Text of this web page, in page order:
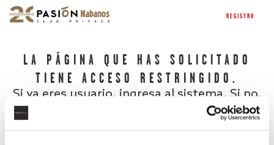
REGISTRO
LA PÁGINA QUE HAS SOLICITADO
TIENE ACCESO RESTRINGIDO.
Si ya eres usuario, ingresa al sistema. Si no,